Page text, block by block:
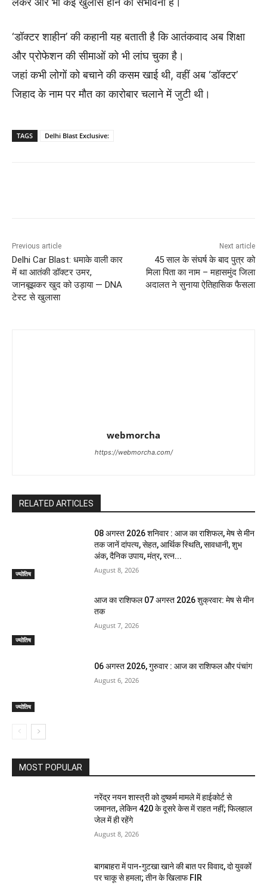
‘डॉक्टर शाहीन’ की कहानी यह बताती है कि आतंकवाद अब शिक्षा
और प्रोफेशन की सीमाओं को भी लांघ चुका है।
जहां कभी लोगों को बचाने की कसम खाई थी, वहीं अब ‘डॉक्टर’
जिहाद के नाम पर मौत का कारोबार चलाने में जुटी थी।
TAGS Delhi Blast Exclusive:
Previous article
Delhi Car Blast: धमाके वाली कार
में था आतंकी डॉक्टर उमर,
जानबूझकर खुद को उड़ाया — DNA
टेस्ट से खुलासा
Next article
45 साल के संघर्ष के बाद पुत्र को
मिला पिता का नाम – महासमुंद जिला
अदालत ने सुनाया ऐतिहासिक फैसला
webmorcha
https://webmorcha.com/
RELATED ARTICLES
ज्योतिष
08 अगस्त 2026 शनिवार : आज का राशिफल, मेष से मीन
तक जानें दांपत्य, सेहत, आर्थिक स्थिति, सावधानी, शुभ
अंक, दैनिक उपाय, मंत्र, रत्न...
August 8, 2026
ज्योतिष
आज का राशिफल 07 अगस्त 2026 शुक्रवार: मेष से मीन
तक
August 7, 2026
ज्योतिष
06 अगस्त 2026, गुरुवार : आज का राशिफल और पंचांग
August 6, 2026
MOST POPULAR
नरेंद्र नयन शास्त्री को दुष्कर्म मामले में हाईकोर्ट से
जमानत, लेकिन 420 के दूसरे केस में राहत नहीं; फिलहाल
जेल में ही रहेंगे
August 8, 2026
बागबाहरा में पान-गुटखा खाने की बात पर विवाद, दो युवकों
पर चाकू से हमला; तीन के खिलाफ FIR